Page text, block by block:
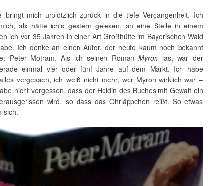
bringt mich urplötzlich zurück in die tiefe Vergangenheit. Ich
als hätte ich's gestern gelesen, an eine Stelle in einem
ich vor 35 Jahren in einer Art Großhütte im Bayerischen Wald
Ich denke an einen Autor, der heute kaum noch bekannt
Peter Motram. Als ich seinen RomanMyron las, war der
einmal vier oder fünf Jahre auf dem Markt. Ich habe
vergessen, ich weiß nicht mehr, wer Myron wirklich war –
nicht vergessen, dass der Heldin des Buches mit Gewalt ein
wird, so dass das Ohrläppchen reißt. So etwas
sich.